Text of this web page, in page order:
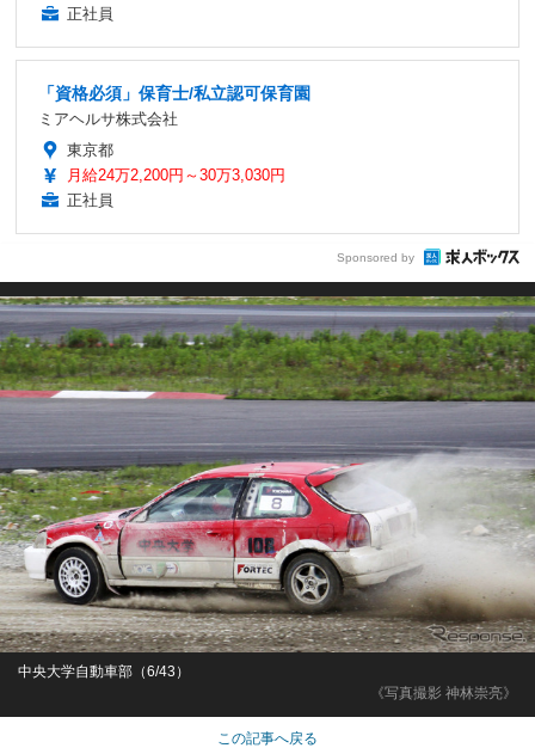
正社員
「資格必須」保育士/私立認可保育園
ミアヘルサ株式会社
東京都
月給24万2,200円～30万3,030円
正社員
Sponsored by
《写真撮影 神林崇亮》
中央大学自動車部（6/43）
この記事へ戻る